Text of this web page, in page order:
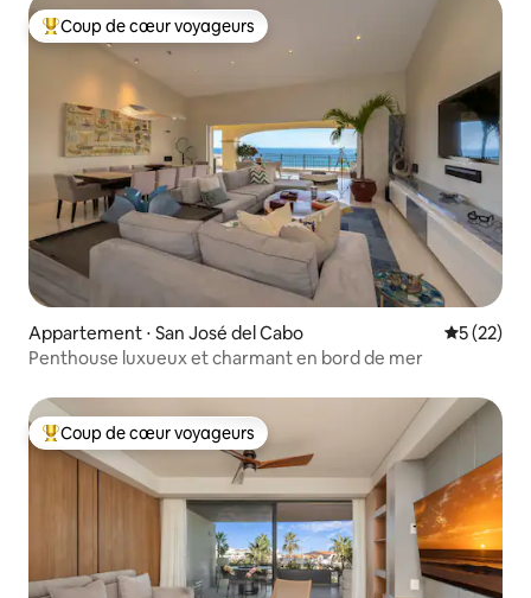
Coups de cœur voyageurs les plus appréciés
Coup de cœur voyageurs
Appartement ⋅ San José del Cabo
5 (22)
Penthouse luxueux et charmant en bord de mer
Coups de cœur voyageurs les plus appréciés
Coup de cœur voyageurs